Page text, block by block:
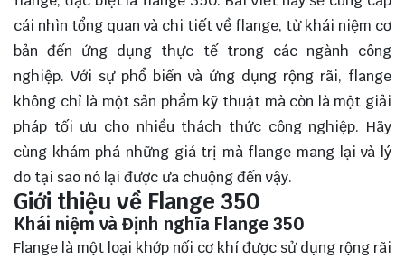
cái nhìn tổng quan và chi tiết về flange, từ khái niệm cơ
bản đến ứng dụng thực tế trong các ngành công
nghiệp. Với sự phổ biến và ứng dụng rộng rãi, flange
không chỉ là một sản phẩm kỹ thuật mà còn là một giải
pháp tối ưu cho nhiều thách thức công nghiệp. Hãy
cùng khám phá những giá trị mà flange mang lại và lý
do tại sao nó lại được ưa chuộng đến vậy.
Giới thiệu về Flange 350
Khái niệm và Định nghĩa Flange 350
Flange là một loại khớp nối cơ khí được sử dụng rộng rãi